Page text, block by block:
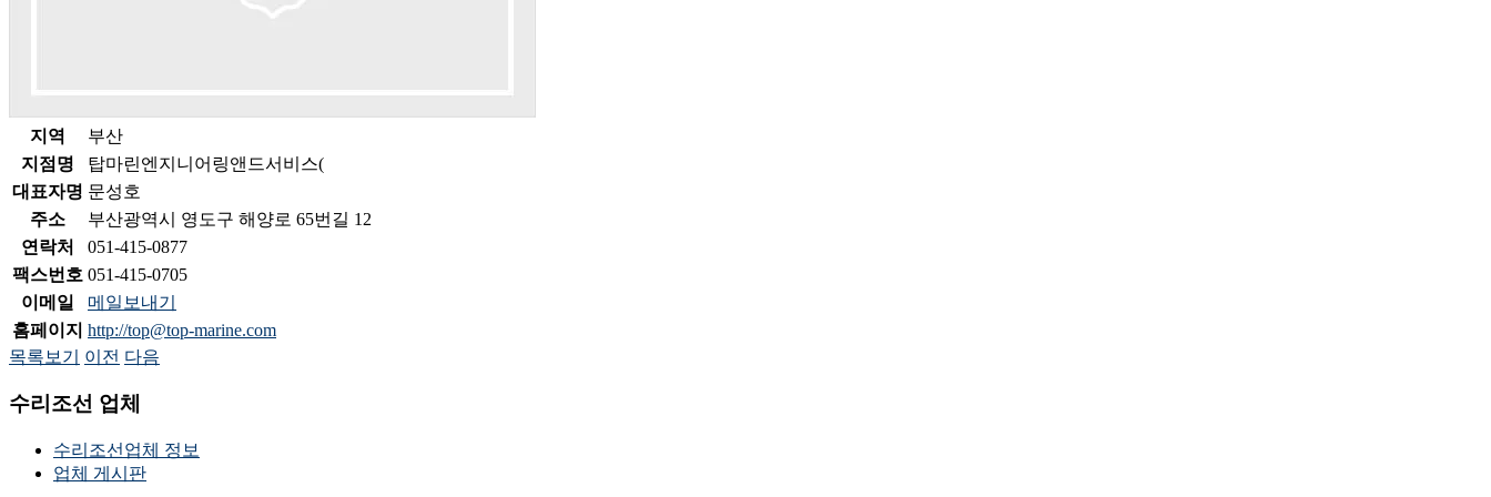
지역
부산
지점명
탑마린엔지니어링앤드서비스(
대표자명 문성호
주소
부산광역시 영도구 해양로 65번길 12
연락처
051-415-0877
팩스번호 051-415-0705
이메일
메일보내기
홈페이지 http://top@top-marine.com
목록보기
이전 다음
수리조선 업체
수리조선업체 정보
업체 게시판